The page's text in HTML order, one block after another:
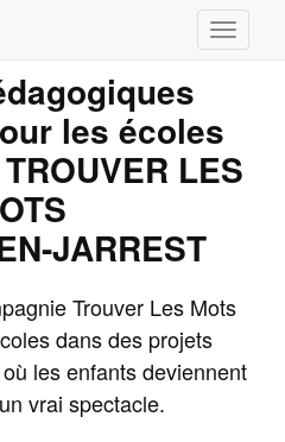
Toggle
les écoles
LES
JARREST
Trouver Les Mots
dans des projets
les enfants deviennent
vrai spectacle.